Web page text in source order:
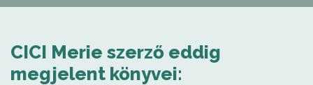
CICI Merie szerző eddig
megjelent könyvei: